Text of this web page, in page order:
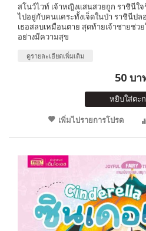
สโนว์ไวท์ เจ้าหญิงแสนสวยถูก ราชินีใ
ไปอยู่กับคนแคระทั้งเจ็ดในป่า ราชินีป
เธอสลบเหมือนตาย สุดท้ายเจ้าชายช่
อย่างมีความสุข
ดูรายละเอียดเพิ่มเติม
50 บา
หยิบใส่ตะ
เพิ่มไปรายการโปรด